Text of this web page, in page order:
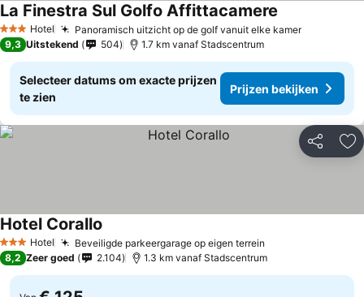
3 SterrenHotel Panoramisch uitzicht op de golf vanuit elke kamer
La Finestra Sul Golfo Affittacamere
9,3 Uitstekend 504 1.7 km vanaf Stadscentrum
Selecteer datums om exacte prijzen
te zien
Prijzen bekijken
Delen
3 SterrenHotel Beveiligde parkeergarage op eigen terrein
Hotel Corallo
8,2 Zeer goed 2.104 1.3 km vanaf Stadscentrum